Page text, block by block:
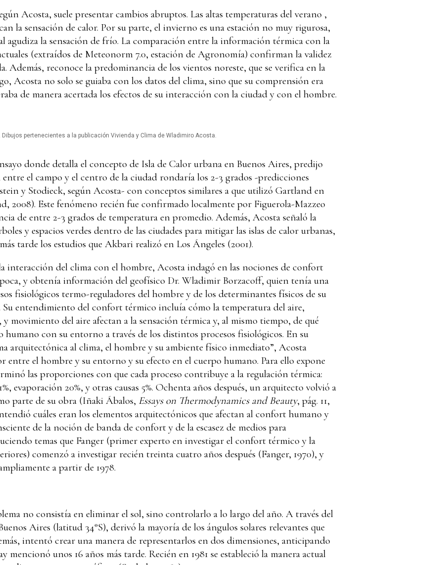
Acosta, suele presentar cambios abruptos. Las altas temperaturas del verano ,
la sensación de calor. Por su parte, el invierno es una estación no muy rigurosa,
agudiza la sensación de frío. La comparación entre la información térmica con la
(extraídos de Meteonorm 7.0, estación de Agronomía) confirman la validez
Además, reconoce la predominancia de los vientos noreste, que se verifica en la
Acosta no solo se guiaba con los datos del clima, sino que su comprensión era
de manera acertada los efectos de su interacción con la ciudad y con el hombre.
pertenecientes a la publicación Vivienda y Clima de Wladimiro Acosta.
donde detalla el concepto de Isla de Calor urbana en Buenos Aires, predijo
el campo y el centro de la ciudad rondaría los 2-3 grados -predicciones
y Stodieck, según Acosta- con conceptos similares a que utilizó Gartland en
2008). Este fenómeno recién fue confirmado localmente por Figuerola-Mazzeo
de entre 2-3 grados de temperatura en promedio. Además, Acosta señaló la
y espacios verdes dentro de las ciudades para mitigar las islas de calor urbanas,
tarde los estudios que Akbari realizó en Los Ángeles (2001).
interacción del clima con el hombre, Acosta indagó en las nociones de confort
y obtenía información del geofísico Dr. Wladimir Borzacoff, quien tenía una
fisiológicos termo-reguladores del hombre y de los determinantes físicos de su
entendimiento del confort térmico incluía cómo la temperatura del aire,
movimiento del aire afectan a la sensación térmica y, al mismo tiempo, de qué
humano con su entorno a través de los distintos procesos fisiológicos. En su
arquitectónica al clima, el hombre y su ambiente físico inmediato”, Acosta
entre el hombre y su entorno y su efecto en el cuerpo humano. Para ello expone
las proporciones con que cada proceso contribuye a la regulación térmica:
evaporación 20%, y otras causas 5%. Ochenta años después, un arquitecto volvió a
parte de su obra (Iñaki Ábalos, Essays on Thermodynamics and Beauty, pág. 11,
cuáles eran los elementos arquitectónicos que afectan al confort humano y
de la noción de banda de confort y de la escasez de medios para
temas que Fanger (primer experto en investigar el confort térmico y la
comenzó a investigar recién treinta cuatro años después (Fanger, 1970), y
a partir de 1978.
no consistía en eliminar el sol, sino controlarlo a lo largo del año. A través del
Aires (latitud 34°S), derivó la mayoría de los ángulos solares relevantes que
intentó crear una manera de representarlos en dos dimensiones, anticipando
mencionó unos 16 años más tarde. Recién en 1981 se estableció la manera actual